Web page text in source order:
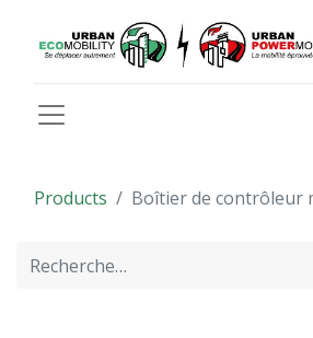
Products Boîtier de contrôleur